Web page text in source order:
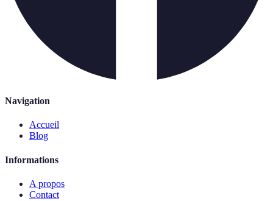
Navigation
Accueil
Blog
Informations
A propos
Contact